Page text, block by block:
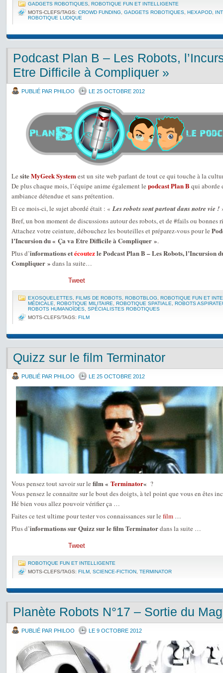
GADGETS ROBOTIQUES ROBOTIQUE FUN ET INTELLIGENTE
MOTS-CLEFS/TAGS: CROWD FUNDING GADGETS ROBOTIQUES HEXAPOD
ROBOTIQUE LUDIQUE
Podcast Plan B – Les Robots,
Etre Difficile à Compliquer »
PUBLIÉ PAR PHILOO LE 25 OCTOBRE 2012
Le siteMyGeek Systemest un site web parlant de tout ce qui touche à la
De plus chaque mois, l’équipe anime également le podcast Plan B qui aborde
ambiance détendue et sans prétention.
Et ce mois-ci, le sujet abordé était : « Les robots sont partout dans notre vie !
Bref, un bon moment de discussions autour des robots, et de #fails ou bonnes
Attachez votre ceinture, débouchez les bouteilles et préparez-vous pour le
l’Incursion du « Ça va Etre Difficile à Compliquer ».
Plus d’informations etécoutezle Podcast Plan B – Les Robots, l’Incursion
Compliquer » dans la suite…
Tweet
EXOSQUELETTES FILMS DE ROBOTS ROBOTBLOG
ROBOTIQUE FUN ET
MÉDICALE
ROBOTIQUE MILITAIRE ROBOTIQUE SPATIALE
ROBOTS
ROBOTS HUMANOÏDES SPÉCIALISTES ROBOTIQUES
MOTS-CLEFS/TAGS: FILM
Quizz sur le film Terminator
PUBLIÉ PAR PHILOO LE 25 OCTOBRE 2012
Vous pensez tout savoir sur le film « Terminator« ?
Vous pensez le connaitre sur le bout des doigts, à tel point que vous en êtes
Hé bien vous allez pouvoir vérifier ça …
Faites ce test ultime pour tester vos connaissances sur le film …
Plus d’informations sur Quizz sur le film Terminatordans la suite …
Tweet
ROBOTIQUE FUN ET INTELLIGENTE
MOTS-CLEFS/TAGS: FILM SCIENCE-FICTION TERMINATOR
Planète Robots N°17 – Sortie du
PUBLIÉ PAR PHILOO LE 9 OCTOBRE 2012